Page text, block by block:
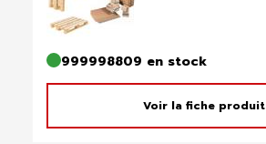
999998809 en stock
Voir la fiche produit